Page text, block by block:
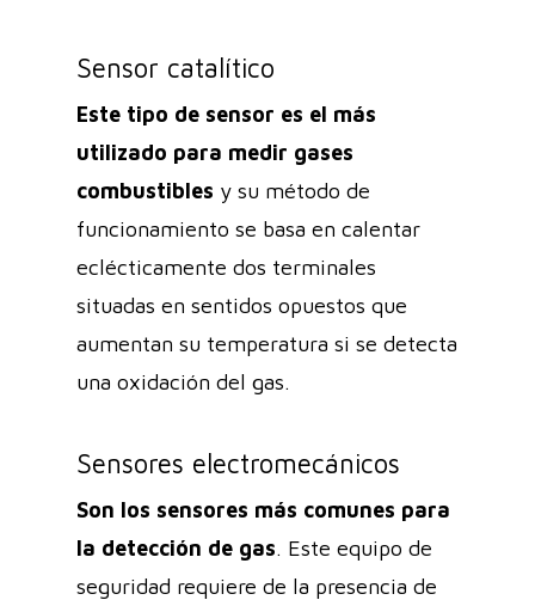
Sensor catalítico
Este tipo de sensor es el más
utilizado para medir gases
combustibles y su método de
funcionamiento se basa en calentar
eclécticamente dos terminales
situadas en sentidos opuestos que
aumentan su temperatura si se detecta
una oxidación del gas.
Sensores electromecánicos
Son los sensores más comunes para
la detección de gas. Este equipo de
seguridad requiere de la presencia de